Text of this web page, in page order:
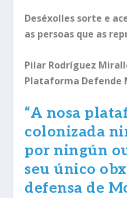
Deséxolles sorte e
as persoas que as
Pilar Rodríguez
Plataforma Defende
“A nosa
colonizada
por ningún
seu único
defensa de